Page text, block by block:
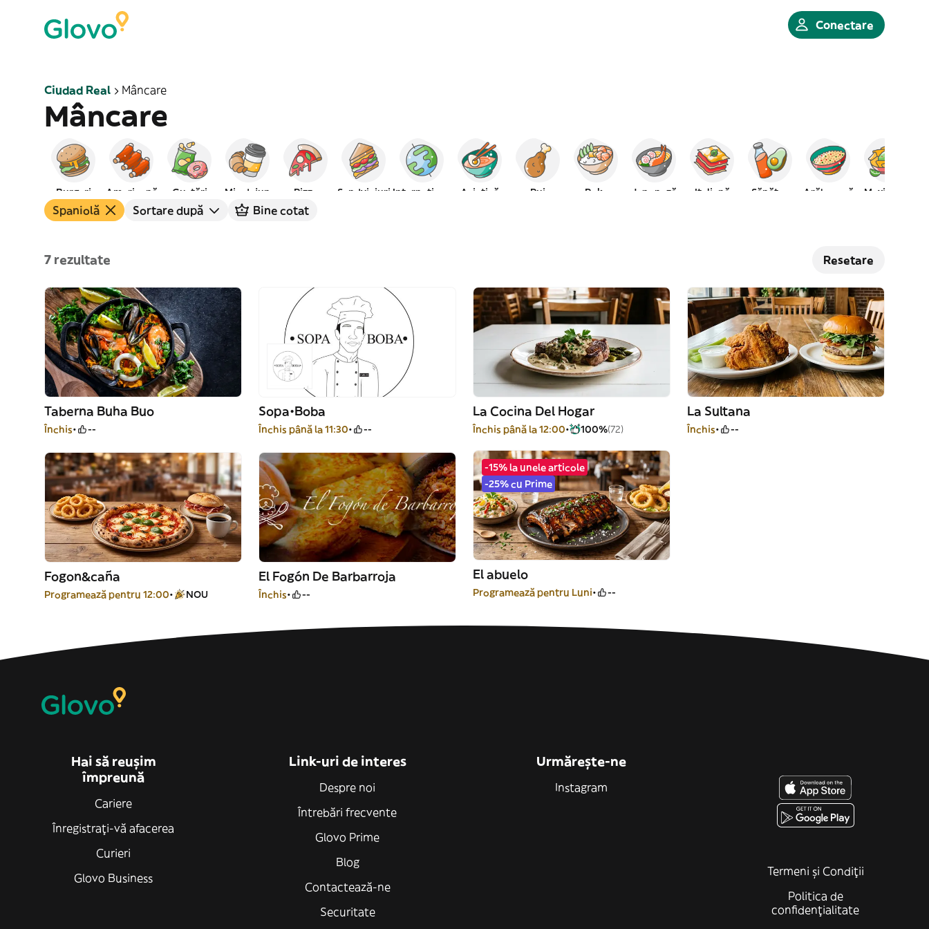
Conectare
Ciudad Real Mâncare
Mâncare
Burgeri Americană Gustări Mic dejun Pizza Sandviciuri Asiatică Pui Poke Japoneză Italiană Sănătos Arăbească Mexicană
Spaniolă Sortare după Bine cotat
7 rezultate Resetare
Taberna Buha Buo
Închis --
Sopa•Boba
Închis până la 11:30 --
La Cocina Del Hogar
Închis până la 12:00 100%(72)
La Sultana
Închis --
Fogon&caña
Programează pentru 12:00 NOU
El Fogón De Barbarroja
Închis --
-15% la unele articole
-25% cu Prime
El abuelo
Programează pentru Luni --
Hai să reușim
împreună
Cariere
Înregistrați-vă afacerea
Curieri
Glovo Business
Link-uri de interes
Despre noi
Întrebări frecvente
Glovo Prime
Blog
Contactează-ne
Securitate
Urmărește-ne
Instagram
Termeni și Condiții
Politica de
confidenţialitate